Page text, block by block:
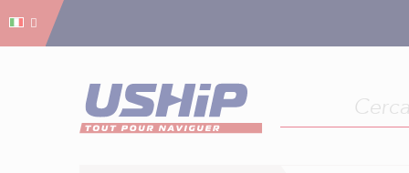
Gestion dei cookies
Gestion dei cookies